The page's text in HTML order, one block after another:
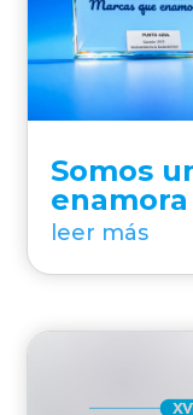
Somos
enamora
leer más